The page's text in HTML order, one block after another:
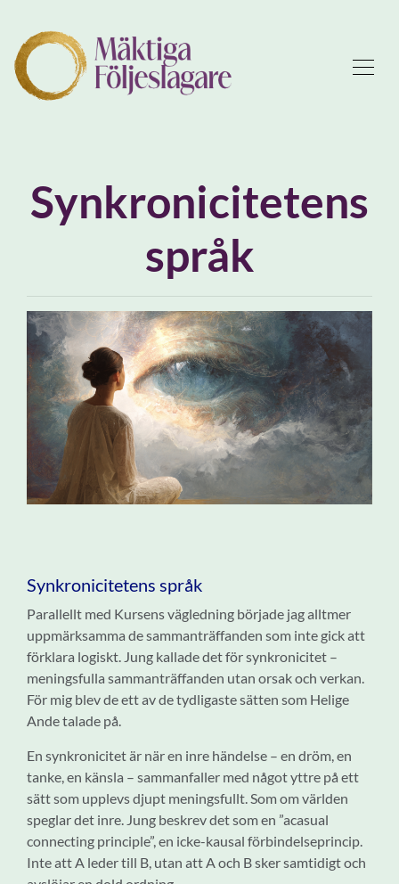
Synkronicitetens
språk
Synkronicitetens språk
Parallellt med Kursens vägledning började jag alltmer
uppmärksamma de sammanträffanden som inte gick att
förklara logiskt. Jung kallade det för synkronicitet –
meningsfulla sammanträffanden utan orsak och verkan.
För mig blev de ett av de tydligaste sätten som Helige
Ande talade på.
En synkronicitet är när en inre händelse – en dröm, en
tanke, en känsla – sammanfaller med något yttre på ett
sätt som upplevs djupt meningsfullt. Som om världen
speglar det inre. Jung beskrev det som en ”acasual
connecting principle”, en icke-kausal förbindelseprincip.
Inte att A leder till B, utan att A och B sker samtidigt och